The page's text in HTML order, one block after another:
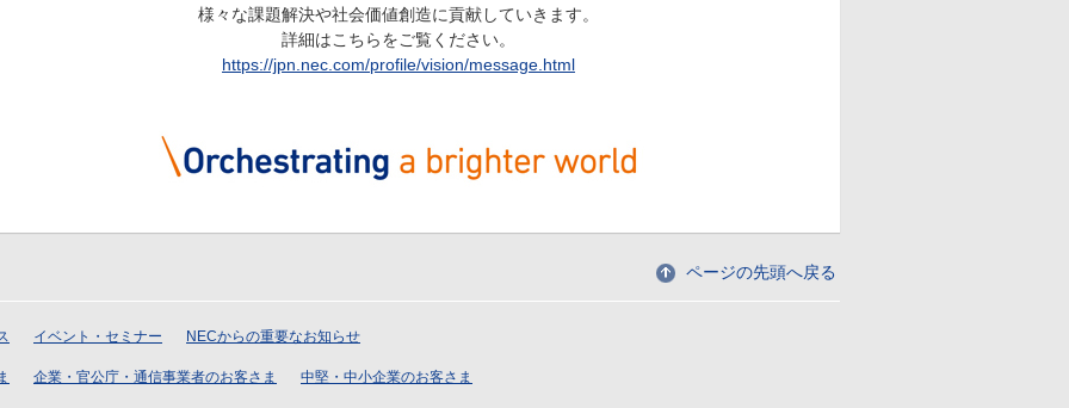
様々な課題解決や社会価値創造に貢献していきます。
詳細はこちらをご覧ください。
https://jpn.nec.com/profile/vision/message.html
ページの先頭へ戻る
イベント・セミナー NECからの重要なお知らせ
企業・官公庁・通信事業者のお客さま 中堅・中小企業のお客さま